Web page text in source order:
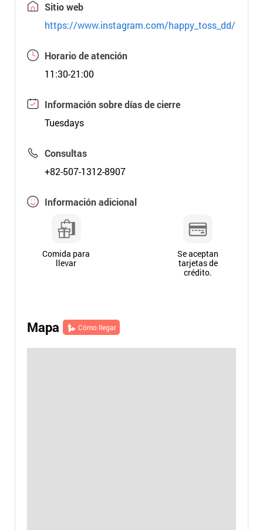
Sitio web
https://www.instagram.com/happy_toss_dd/
Horario de atención
11:30-21:00
Información sobre días de cierre
Tuesdays
Consultas
+82-507-1312-8907
Información adicional
Comida para
llevar
Se aceptan
tarjetas de
crédito.
Mapa Cómo llegar